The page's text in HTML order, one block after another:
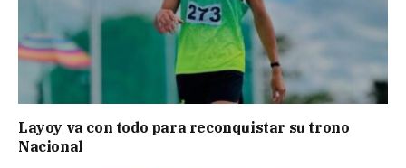
Layoy va con todo para reconquistar su trono
Nacional